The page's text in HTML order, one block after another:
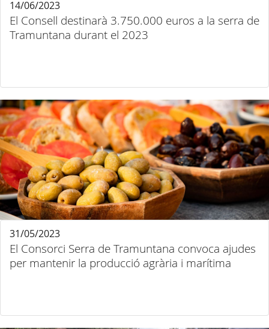
El Consell destinarà 3.750.000 euros a la serra de
Tramuntana durant el 2023
14/06/2023
El Consorci Serra de Tramuntana convoca ajudes
per mantenir la producció agrària i marítima
31/05/2023